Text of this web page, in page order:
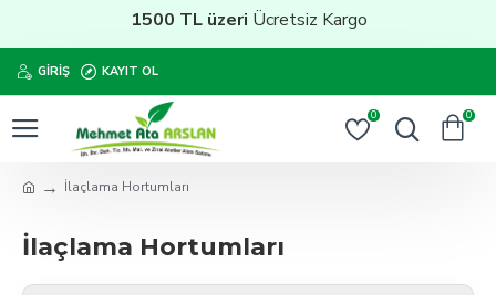
1500 TL üzeriÜcretsiz Kargo
GIRIŞ KAYIT OL
0 0
İlaçlama Hortumları
İlaçlama Hortumları